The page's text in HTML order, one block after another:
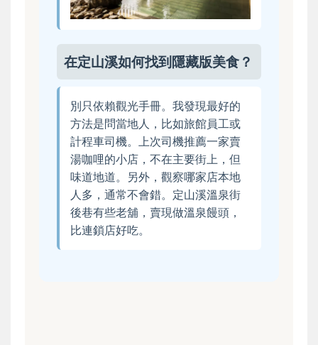
在定山溪如何找到隱藏版美食？
別只依賴觀光手冊。我發現最好的
方法是問當地人，比如旅館員工或
計程車司機。上次司機推薦一家賣
湯咖哩的小店，不在主要街上，但
味道地道。另外，觀察哪家店本地
人多，通常不會錯。定山溪溫泉街
後巷有些老舖，賣現做溫泉饅頭，
比連鎖店好吃。